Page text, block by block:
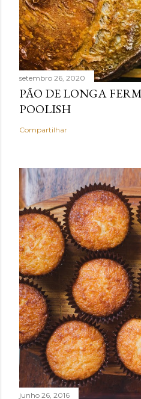
setembro 26, 2020
PÃO DE LONGA
POOLISH
Compartilhar
junho 26, 2016